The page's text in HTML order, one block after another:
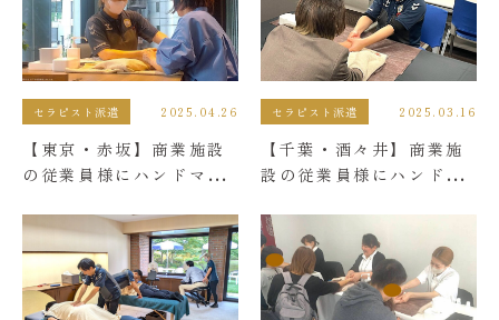
セラピスト派遣 2025.04.26
【東京・赤坂】商業施設
の従業員様にハンドマッ
セラピスト派遣 2025.03.16
【千葉・酒々井】商業施
設の従業員様にハンドマ
た。